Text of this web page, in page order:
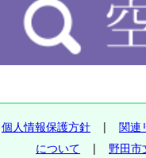
個人情報保護方針 | 関連
について | 野田市